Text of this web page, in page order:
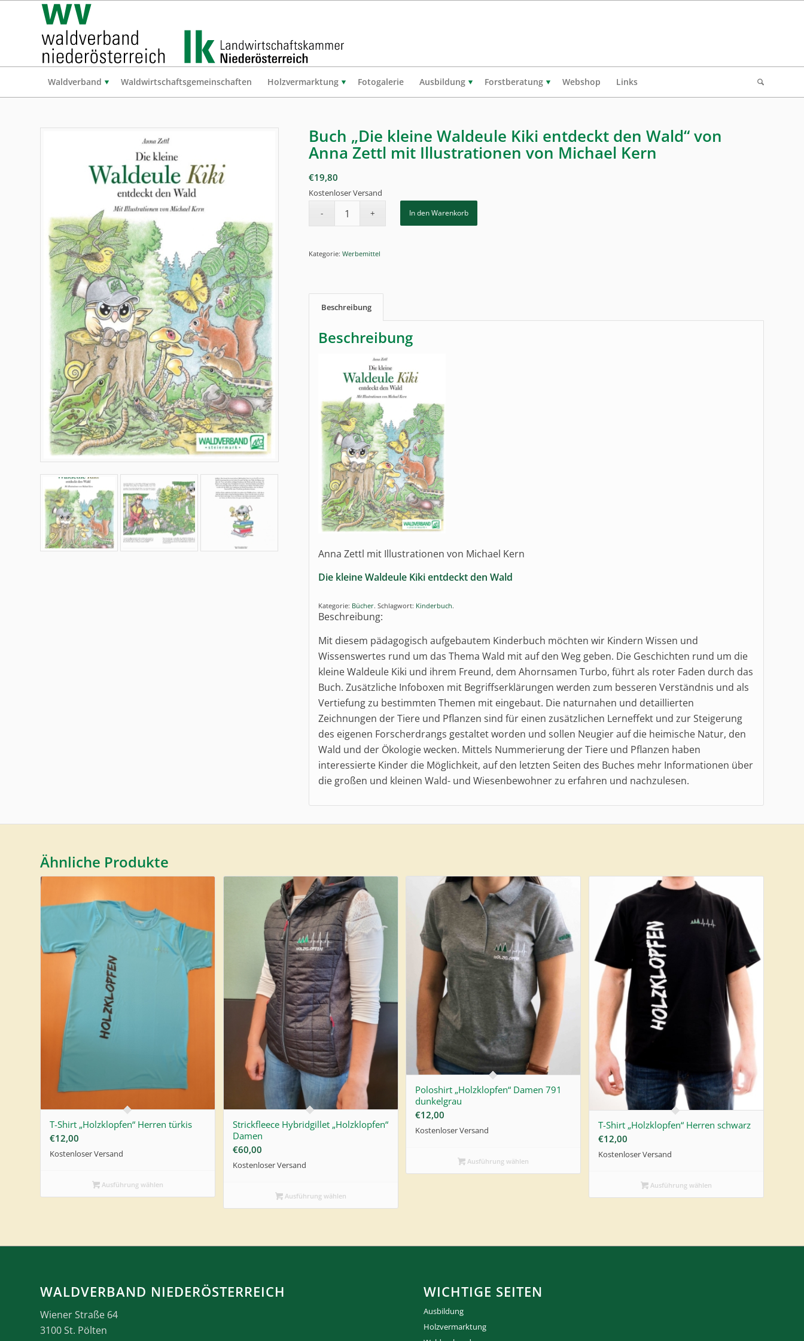
Waldverband Waldwirtschaftsgemeinschaften Holzvermarktung Fotogalerie Ausbildung Forstberatung Webshop Links
Buch „Die kleine Waldeule Kiki entdeckt den Wald“ von
Anna Zettl mit Illustrationen von Michael Kern
€19,80
Kostenloser Versand
In den Warenkorb
Kategorie:Werbemittel
Beschreibung
Beschreibung
Anna Zettl mit Illustrationen von Michael Kern
Die kleine Waldeule Kiki entdeckt den Wald
Kategorie: Bücher. Schlagwort: Kinderbuch.
Beschreibung:
Mit diesem pädagogisch aufgebautem Kinderbuch möchten wir Kindern Wissen und
Wissenswertes rund um das Thema Wald mit auf den Weg geben. Die Geschichten rund um die
kleine Waldeule Kiki und ihrem Freund, dem Ahornsamen Turbo, führt als roter Faden durch das
Buch. Zusätzliche Infoboxen mit Begriffserklärungen werden zum besseren Verständnis und als
Vertiefung zu bestimmten Themen mit eingebaut. Die naturnahen und detaillierten
Zeichnungen der Tiere und Pflanzen sind für einen zusätzlichen Lerneffekt und zur Steigerung
des eigenen Forscherdrangs gestaltet worden und sollen Neugier auf die heimische Natur, den
Wald und der Ökologie wecken. Mittels Nummerierung der Tiere und Pflanzen haben
interessierte Kinder die Möglichkeit, auf den letzten Seiten des Buches mehr Informationen über
die großen und kleinen Wald- und Wiesenbewohner zu erfahren und nachzulesen.
Ähnliche Produkte
T-Shirt „Holzklopfen“ Herren türkis
€12,00
Kostenloser Versand
Ausführung wählen
Strickfleece Hybridgillet „Holzklopfen“
Damen
€60,00
Kostenloser Versand
Ausführung wählen
Poloshirt „Holzklopfen“ Damen 791
dunkelgrau
€12,00
Kostenloser Versand
Ausführung wählen
T-Shirt „Holzklopfen“ Herren schwarz
€12,00
Kostenloser Versand
Ausführung wählen
WALDVERBAND NIEDERÖSTERREICH
Wiener Straße 64
3100 St. Pölten
WICHTIGE SEITEN
Ausbildung
Holzvermarktung